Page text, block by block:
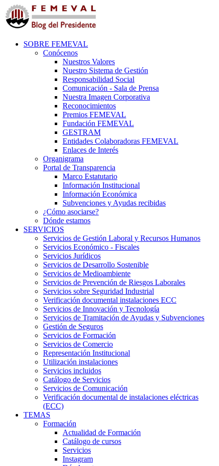
SOBRE FEMEVAL
Conócenos
Nuestros Valores
Nuestro Sistema de Gestión
Responsabilidad Social
Comunicación - Sala de Prensa
Nuestra Imagen Corporativa
Reconocimientos
Premios FEMEVAL
Fundación FEMEVAL
GESTRAM
Entidades Colaboradoras FEMEVAL
Enlaces de Interés
Organigrama
Portal de Transparencia
Marco Estatutario
Información Institucional
Información Económica
Subvenciones y Ayudas recibidas
¿Cómo asociarse?
Dónde estamos
SERVICIOS
Servicios de Gestión Laboral y Recursos Humanos
Servicios Económico - Fiscales
Servicios Jurídicos
Servicios de Desarrollo Sostenible
Servicios de Medioambiente
Servicios de Prevención de Riesgos Laborales
Servicios sobre Seguridad Industrial
Verificación documental instalaciones ECC
Servicios de Innovación y Tecnología
Servicios de Tramitación de Ayudas y Subvenciones
Gestión de Seguros
Servicios de Formación
Servicios de Comercio
Representación Institucional
Utilización instalaciones
Servicios incluidos
Catálogo de Servicios
Servicios de Comunicación
Verificación documental de instalaciones eléctricas
(ECC)
TEMAS
Formación
Actualidad de Formación
Catálogo de cursos
Servicios
Instagram